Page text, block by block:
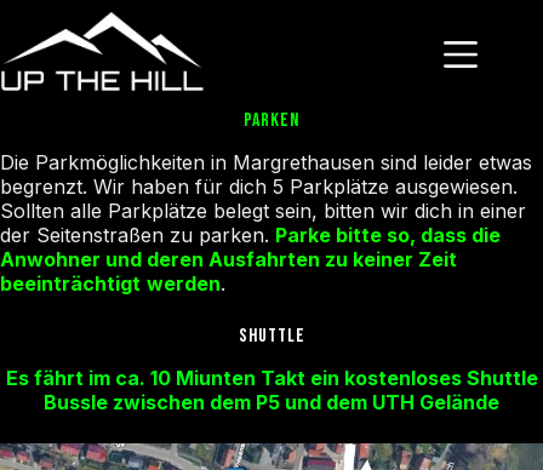
Inhalt
springen
PARKEN
Die Parkmöglichkeiten in Margrethausen sind leider etwas
begrenzt. Wir haben für dich 5 Parkplätze ausgewiesen.
Sollten alle Parkplätze belegt sein, bitten wir dich in einer
der Seitenstraßen zu parken. Parke bitte so, dass die
Anwohner und deren Ausfahrten zu keiner Zeit
beeinträchtigt werden.
SHUTTLE
Es fährt im ca. 10 Miunten Takt ein kostenloses Shuttle
Bussle zwischen dem P5 und dem UTH Gelände